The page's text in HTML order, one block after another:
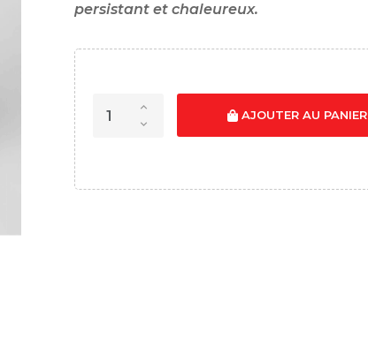
persistant et chaleureux.
AJOUTER AU PANIER